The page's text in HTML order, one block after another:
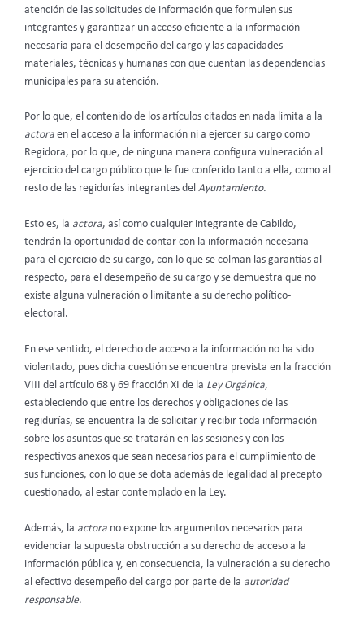
atención de las solicitudes de información que formulen sus
integrantes y garantizar un acceso eficiente a la información
necesaria para el desempeño del cargo y las capacidades
materiales, técnicas y humanas con que cuentan las dependencias
municipales para su atención.
Por lo que, el contenido de los artículos citados en nada limita a la
actora en el acceso a la información ni a ejercer su cargo como
Regidora, por lo que, de ninguna manera configura vulneración al
ejercicio del cargo público que le fue conferido tanto a ella, como al
resto de las regidurías integrantes del Ayuntamiento.
Esto es, la actora, así como cualquier integrante de Cabildo,
tendrán la oportunidad de contar con la información necesaria
para el ejercicio de su cargo, con lo que se colman las garantías al
respecto, para el desempeño de su cargo y se demuestra que no
existe alguna vulneración o limitante a su derecho político-
electoral.
En ese sentido, el derecho de acceso a la información no ha sido
violentado, pues dicha cuestión se encuentra prevista en la fracción
VIII del artículo 68 y 69 fracción XI de la Ley Orgánica,
estableciendo que entre los derechos y obligaciones de las
regidurías, se encuentra la de solicitar y recibir toda información
sobre los asuntos que se tratarán en las sesiones y con los
respectivos anexos que sean necesarios para el cumplimiento de
sus funciones, con lo que se dota además de legalidad al precepto
cuestionado, al estar contemplado en la Ley.
Además, la actora no expone los argumentos necesarios para
evidenciar la supuesta obstrucción a su derecho de acceso a la
información pública y, en consecuencia, la vulneración a su derecho
al efectivo desempeño del cargo por parte de la autoridad
responsable.